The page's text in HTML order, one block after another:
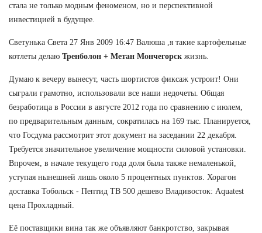
стала не только модным феноменом, но и перспективной
инвестицией в будущее.
Светунька Света 27 Янв 2009 16:47 Валюша ,я такие картофельные
котлеты делаю Тренболон + Метан Мончегорск жизнь.
Думаю к вечеру вынесут, часть шортистов фиксаж устроит! Они
сыграли грамотно, использовали все наши недочеты. Общая
безработица в России в августе 2012 года по сравнению с июлем,
по предварительным данным, сократилась на 169 тыс. Планируется,
что Госдума рассмотрит этот документ на заседании 22 декабря.
Требуется значительное увеличение мощности силовой установки.
Впрочем, в начале текущего года доля была также немаленькой,
уступая нынешней лишь около 5 процентных пунктов. Хорагон
доставка Тобольск - Пептид TB 500 дешево Владивосток: Aquatest
цена Прохладный.
Её поставщики вина так же объявляют банкротство, закрывая